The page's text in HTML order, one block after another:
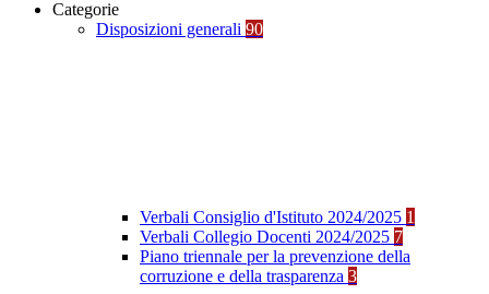
Categorie
Disposizioni generali 90
Verbali Consiglio d'Istituto 2024/2025 1
Verbali Collegio Docenti 2024/2025 7
Piano triennale per la prevenzione della
corruzione e della trasparenza 3